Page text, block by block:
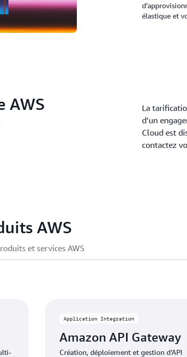
élastique et
AWS
La
d’un
Cloud est
contactez
AWS
Application Integration
Amazon API Gateway
Création, déploiement et gestion d’API